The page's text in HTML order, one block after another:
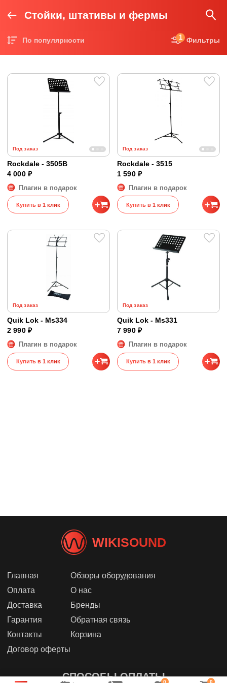
Стойки, штативы и фермы
По популярности Фильтры
1
Под заказ
Rockdale - 3505B
4 000 ₽
Плагин в подарок
Купить в 1 клик
Под заказ
Rockdale - 3515
1 590 ₽
Плагин в подарок
Купить в 1 клик
Под заказ
Quik Lok - Ms334
2 990 ₽
Плагин в подарок
Купить в 1 клик
Под заказ
Quik Lok - Ms331
7 990 ₽
Плагин в подарок
Купить в 1 клик
WIKISOUND
Главная
Оплата
Доставка
Гарантия
Контакты
Договор оферты
Обзоры оборудования
О нас
Бренды
Обратная связь
Корзина
СПОСОБЫ ОПЛАТЫ0 0